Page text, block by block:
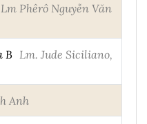
Lm Phêrô Nguyễn Văn
B Lm. Jude Siciliano,
Anh